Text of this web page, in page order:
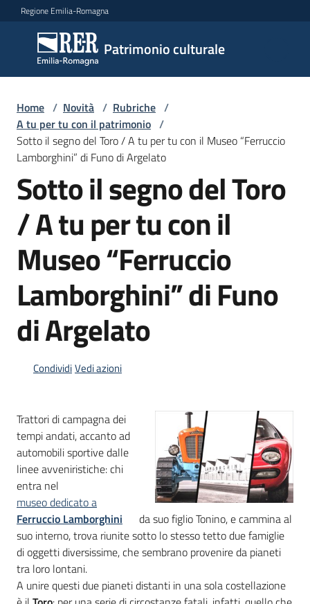
Vai al contenuto
Vai alla navigazione
Vai al footer
Regione Emilia-Romagna
Patrimonio culturale
Patrimonio
culturale
Argomenti
Novità
Servizi
Leggi
Atti
Bandi
Piani
Progetti
Mediateca
Giuseppe
Guglielmi
Seguici
su
Home / Novità / Rubriche /
A tu per tu con il patrimonio /
Sotto il segno del Toro / A tu per tu con il Museo “Ferruccio
Lamborghini” di Funo di Argelato
Sotto il segno del Toro
/ A tu per tu con il
Museo “Ferruccio
Lamborghini” di Funo
di Argelato
CondividiVedi azioni
Trattori di campagna dei
tempi andati, accanto ad
automobili sportive dalle
linee avveniristiche: chi
entra nel
museo dedicato a
Ferruccio Lamborghini
da suo figlio Tonino, e cammina al
suo interno, trova riunite sotto lo stesso tetto due famiglie
di oggetti diversissime, che sembrano provenire da pianeti
tra loro lontani.
A unire questi due pianeti distanti in una sola costellazione